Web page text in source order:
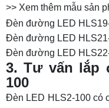
>> Xem thêm mẫu sản
Đèn đường LED
Đèn đường LED
Đèn đường LED
3. Tư vấn lắp
100
Đèn LED HLS2-100 có